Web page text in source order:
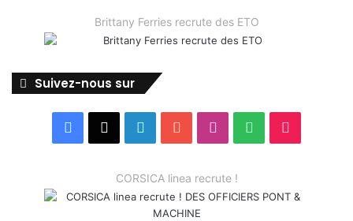
Brittany Ferries recrute des ETO
Suivez-nous sur
Facebook LinkedinYouTubeInstagram
Spotify
CORSICA linea recrute !